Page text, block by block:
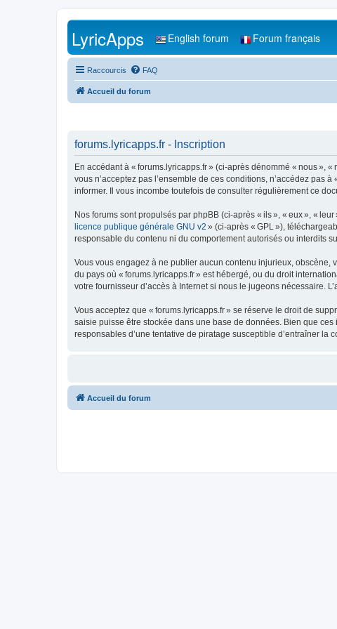
LyricApps English forum Forum français
Raccourcis FAQ
Accueil du forum
forums.lyricapps.fr - Inscription
En accédant à « forums.lyricapps.fr » (ci-après dénommé « nous »,
vous n’acceptez pas l’ensemble de ces conditions, n’accédez pas
informer. Il vous incombe toutefois de consulter régulièrement ce
Nos forums sont propulsés par phpBB (ci-après « ils », « eux », «
licence publique générale GNU v2 » (ci-après « GPL »),
responsable du contenu ni du comportement autorisés ou interdits
Vous vous engagez à ne publier aucun contenu injurieux,
du pays où « forums.lyricapps.fr » est hébergé, ou du droit
votre fournisseur d’accès à Internet si nous le jugeons nécessaire.
Vous acceptez que « forums.lyricapps.fr » se réserve le droit de
saisie puisse être stockée dans une base de données. Bien que
responsables d’une tentative de piratage susceptible d’entraîner la
Accueil du forum